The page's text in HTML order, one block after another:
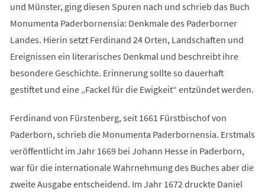
und Münster, ging diesen Spuren nach und schrieb das Buch
Monumenta Paderbornensia: Denkmale des Paderborner
Landes. Hierin setzt Ferdinand 24 Orten, Landschaften und
Ereignissen ein literarisches Denkmal und beschreibt ihre
besondere Geschichte. Erinnerung sollte so dauerhaft
gestiftet und eine „Fackel für die Ewigkeit“ entzündet werden.
Ferdinand von Fürstenberg, seit 1661 Fürstbischof von
Paderborn, schrieb die Monumenta Paderbornensia. Erstmals
veröffentlicht im Jahr 1669 bei Johann Hesse in Paderborn,
war für die internationale Wahrnehmung des Buches aber die
zweite Ausgabe entscheidend. Im Jahr 1672 druckte Daniel